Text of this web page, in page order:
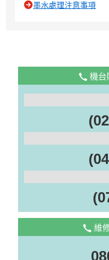
墨水處理注意事項
機台
維